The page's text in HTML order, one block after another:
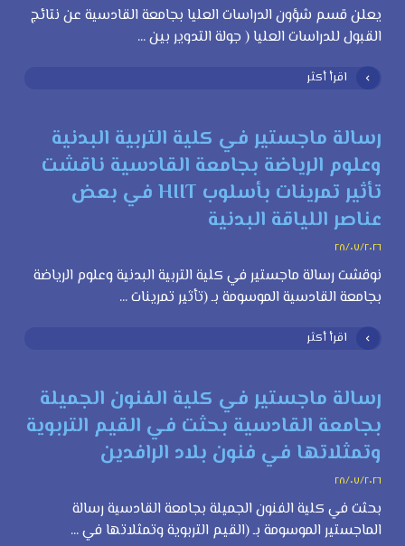
يعلن قسم شؤون الدراسات العليا بجامعة القادسية عن نتائج
القبول للدراسات العليا ( جولة التدوير بين ...
اقرأ أكثر
رسالة ماجستير في كلية التربية البدنية
وعلوم الرياضة بجامعة القادسية ناقشت
تأثير تمرينات بأسلوب HIIT في بعض
عناصر اللياقة البدنية
٢٨/٠٧/٢٠٢٦
نوقشت رسالة ماجستير في كلية التربية البدنية وعلوم الرياضة
بجامعة القادسية الموسومة بـ (تأثير تمرينات ...
اقرأ أكثر
رسالة ماجستير في كلية الفنون الجميلة
بجامعة القادسية بحثت في القيم التربوية
وتمثلاتها في فنون بلاد الرافدين
٢٨/٠٧/٢٠٢٦
بحثت في كلية الفنون الجميلة بجامعة القادسية رسالة
الماجستير الموسومة بـ (القيم التربوية وتمثلاتها في ...